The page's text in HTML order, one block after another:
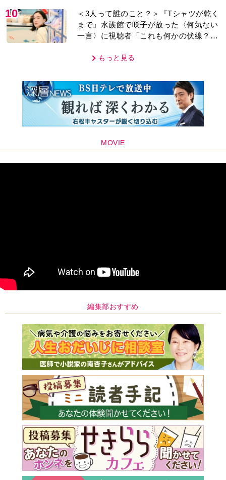
10
＜3人って誰のこと？＞『Tシャツが乾く
まで』水族館で咲子が放った〈何気ない
一言〉に視聴者「これも何かの伏線？」
もっと見る
MOVIE
編集部おすすめ